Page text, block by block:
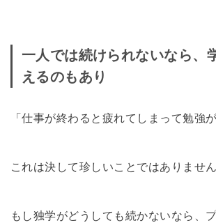
一人では続けられないなら、
えるのもあり
「仕事が終わると疲れてしまって勉強
これは決して珍しいことではありません
もし独学がどうしても続かないなら、